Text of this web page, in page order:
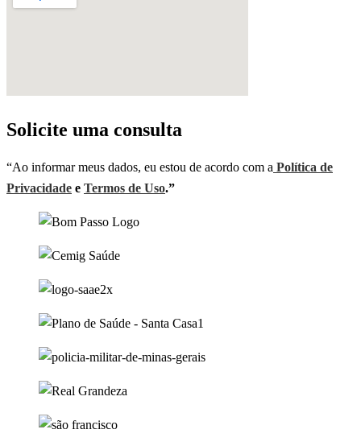
Solicite uma consulta
“Ao informar meus dados, eu estou de acordo com a Política de
Privacidade e Termos de Uso.”